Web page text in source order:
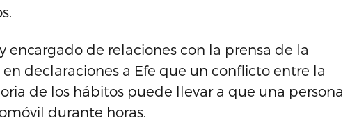
encargado de relaciones con la prensa de la
declaraciones a Efe que un conflicto entre la
de los hábitos puede llevar a que una persona
durante horas.